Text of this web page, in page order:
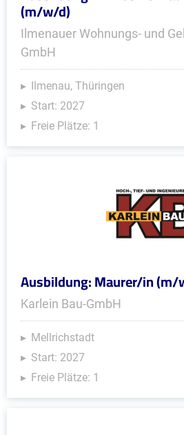
(m/w/d)
Ilmenauer Wohnungs- und
GmbH
Ilmenau, Thüringen
Start: 2027
Freie Plätze: 1
Ausbildung: Maurer/in
Karlein Bau-GmbH
Mellrichstadt
Start: 2027
Freie Plätze: 1